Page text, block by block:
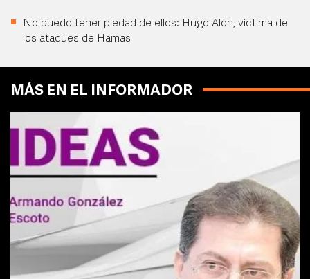
No puedo tener piedad de ellos: Hugo Alón, víctima de
los ataques de Hamas
MÁS EN EL INFORMADOR